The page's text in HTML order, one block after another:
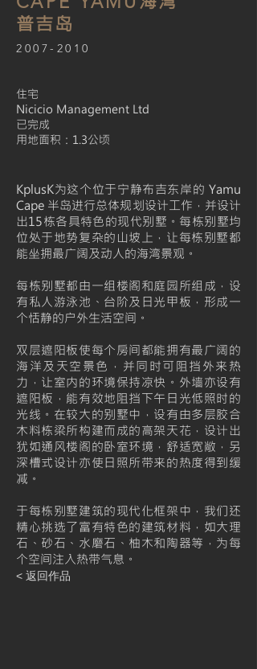
普吉岛
2007-2010
住宅
Nicicio Management Ltd
已完成
用地面积：1.3公顷
KplusK为这个位于宁静布吉东岸的 Yamu
Cape 半岛进行总体规划设计工作，并设计
出15栋各具特色的现代别墅。每栋别墅均
位处于地势复杂的山坡上，让每栋别墅都
能坐拥最广阔及动人的海湾景观。
每栋别墅都由一组楼阁和庭园所组成，设
有私人游泳池、台阶及日光甲板，形成一
个恬静的户外生活空间。
双层遮阳板使每个房间都能拥有最广阔的
海洋及天空景色，并同时可阻挡外来热
力，让室内的环境保持凉快。外墙亦设有
遮阳板，能有效地阻挡下午日光低照时的
光线。在较大的别墅中，设有由多层胶合
木料栋梁所构建而成的高架天花，设计出
犹如通风楼阁的卧室环境，舒适宽敞，另
深槽式设计亦使日照所带来的热度得到缓
减。
于每栋别墅建筑的现代化框架中，我们还
精心挑选了富有特色的建筑材料，如大理
石、砂石、水磨石、柚木和陶器等，为每
个空间注入热带气息。
< 返回作品